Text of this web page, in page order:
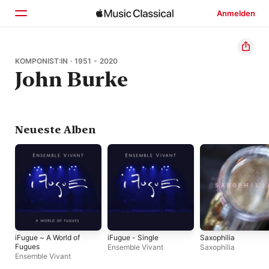
Anmelden
Startseite
Entdecken
KOMPONIST:IN · 1951 - 2020
John Burke
Neueste Alben
iFugue ~ A World of
Fugues
Ensemble Vivant
iFugue - Single
Ensemble Vivant
Saxophilia
Saxophilia